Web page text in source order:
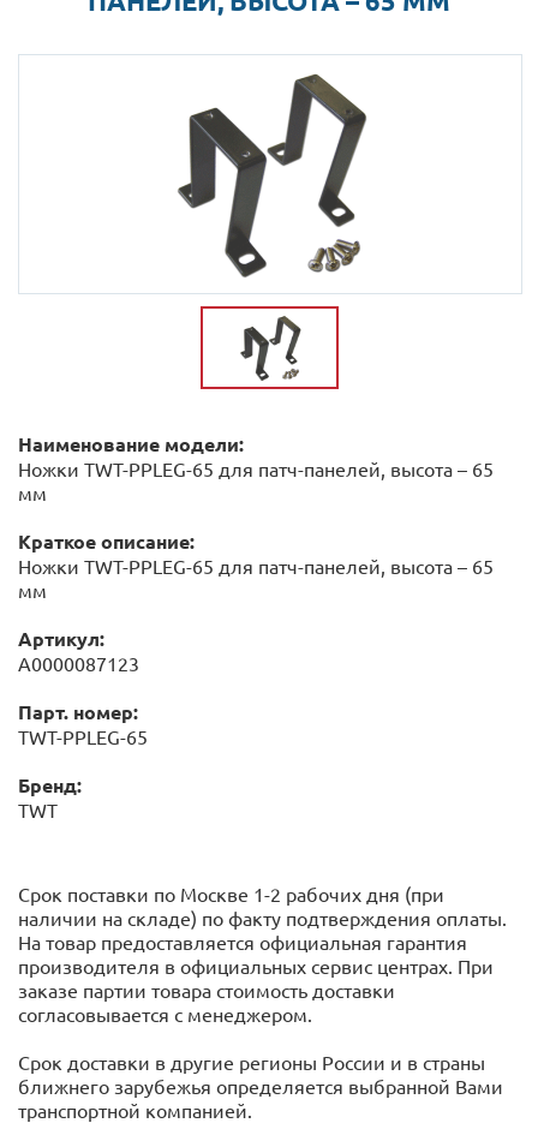
Наименование модели:
Ножки TWT-PPLEG-65 для патч-панелей, высота – 65
мм
Краткое описание:
Ножки TWT-PPLEG-65 для патч-панелей, высота – 65
мм
Артикул:
А0000087123
Парт. номер:
TWT-PPLEG-65
Бренд:
TWT
Срок поставки по Москве 1-2 рабочих дня (при
наличии на складе) по факту подтверждения оплаты.
На товар предоставляется официальная гарантия
производителя в официальных сервис центрах. При
заказе партии товара стоимость доставки
согласовывается с менеджером.
Срок доставки в другие регионы России и в страны
ближнего зарубежья определяется выбранной Вами
транспортной компанией.